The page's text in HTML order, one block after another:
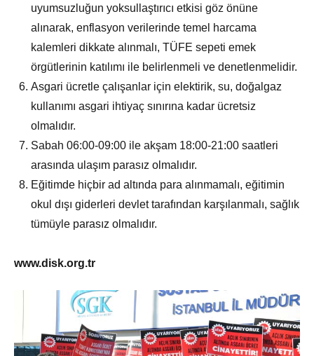
uyumsuzluğun yoksullaştırıcı etkisi göz önüne
alınarak, enflasyon verilerinde temel harcama
kalemleri dikkate alınmalı, TÜFE sepeti emek
örgütlerinin katılımı ile belirlenmeli ve denetlenmelidir.
Asgari ücretle çalışanlar için elektirik, su, doğalgaz
kullanımı asgari ihtiyaç sınırına kadar ücretsiz
olmalıdır.
Sabah 06:00-09:00 ile akşam 18:00-21:00 saatleri
arasında ulaşım parasız olmalıdır.
Eğitimde hiçbir ad altında para alınmamalı, eğitimin
okul dışı giderleri devlet tarafından karşılanmalı, sağlık
tümüyle parasız olmalıdır.
www.disk.org.tr